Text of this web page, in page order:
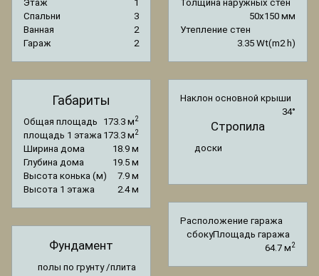
Этаж
1
Спальни
3
Ванная
2
Гараж
2
Габариты
Общая площадь 173.3 м2
площадь 1 этажа 173.3 м2
Ширина дома
18.9 м
Глубина дома
19.5 м
Высота конька (м)
7.9 м
Высота 1 этажа
2.4 м
Фундамент
полы по грунту /плита
Толщина наружных стен
50x150 мм
Утепление стен
3.35 Wt(m2 h)
Наклон основной крыши
34°
Стропила
доски
Расположение гаража
сбокуПлощадь гаража
64.7 м2